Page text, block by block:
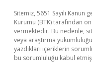
Sitemiz, 5651 Sayılı
Kurumu (BTK) tarafından
vermektedir. Bu nedenle,
veya araştırma
yazdıkları içeriklerin
bu sorumluluğu kabul etmiş